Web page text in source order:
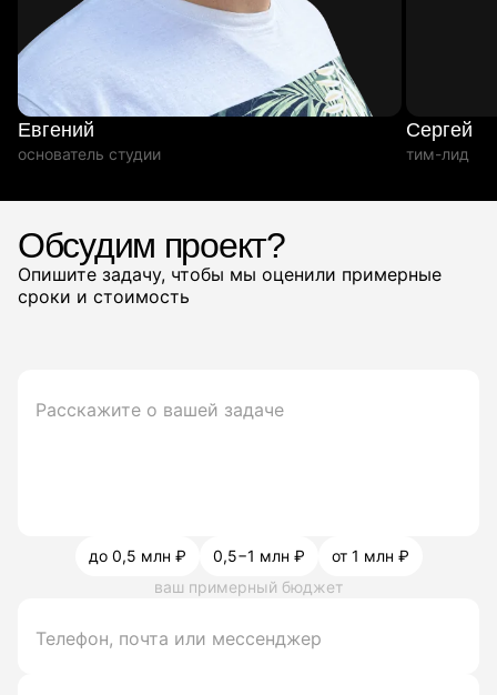
Евгений
основатель студии
Сергей
тим-лид
Обсудим проект?
Опишите задачу, чтобы мы оценили примерные
сроки и стоимость
до 0,5 млн ₽ 0,5−1 млн ₽
от 1 млн ₽
ваш примерный бюджет